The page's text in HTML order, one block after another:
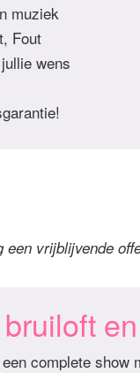
muziek
Fout
wens
vrijblijvende
complete